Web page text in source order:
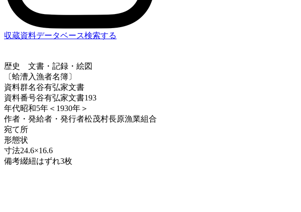
収蔵資料データベース検索する
歴史
文書・記録・絵図
〔蛤漕入漁者名簿〕
資料群名谷有弘家文書
資料番号谷有弘家文書193
年代昭和5年＜1930年＞
作者・発給者・発行者松茂村長原漁業組合
宛て所
形態状
寸法24.6×16.6
備考綴紐はずれ3枚